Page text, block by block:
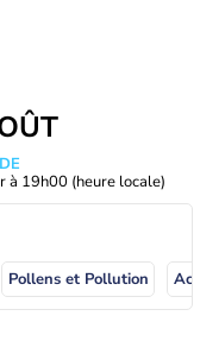
à 19h00 (heure locale)
Pollens et Pollution